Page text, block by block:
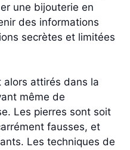
une bijouterie en
des informations
secrètes et limitées
attirés dans la
même de
Les pierres sont soit
fausses, et
Les techniques de